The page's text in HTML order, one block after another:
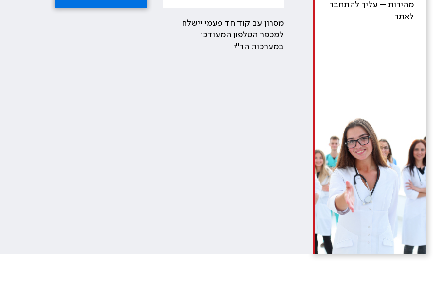
מהירות – עליך להתחבר
לאתר
מסרון עם קוד חד פעמי יישלח
למספר הטלפון המעודכן
במערכות הר"י